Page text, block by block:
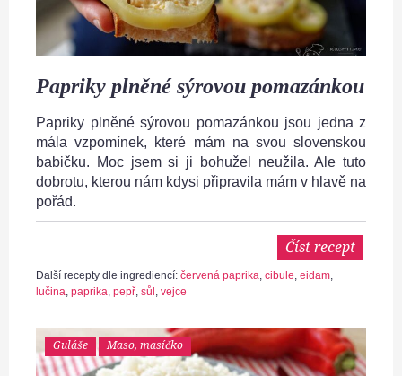
Papriky plněné sýrovou pomazánkou
Papriky plněné sýrovou pomazánkou jsou jedna z
mála vzpomínek, které mám na svou slovenskou
babičku. Moc jsem si ji bohužel neužila. Ale tuto
dobrotu, kterou nám kdysi připravila mám v hlavě na
pořád.
Číst recept
Další recepty dle ingrediencí: červená paprika, cibule, eidam,
lučina, paprika, pepř, sůl , vejce
Guláše Maso, masíčko